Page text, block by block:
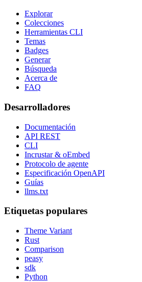
Explorar
Colecciones
Herramientas CLI
Temas
Badges
Generar
Búsqueda
Acerca de
FAQ
Desarrolladores
Documentación
API REST
CLI
Incrustar & oEmbed
Protocolo de agente
Especificación OpenAPI
Guías
llms.txt
Etiquetas populares
Theme Variant
Rust
Comparison
peasy
sdk
Python